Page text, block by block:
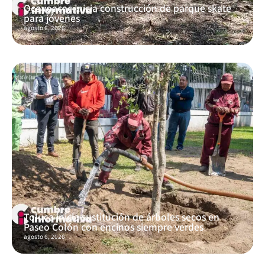
Ocoyoacac inicia construcción de parque skate
para jóvenes
agosto 6, 2026
Toluca inicia sustitución de árboles secos en
Paseo Colón con encinos siempre verdes
agosto 6, 2026